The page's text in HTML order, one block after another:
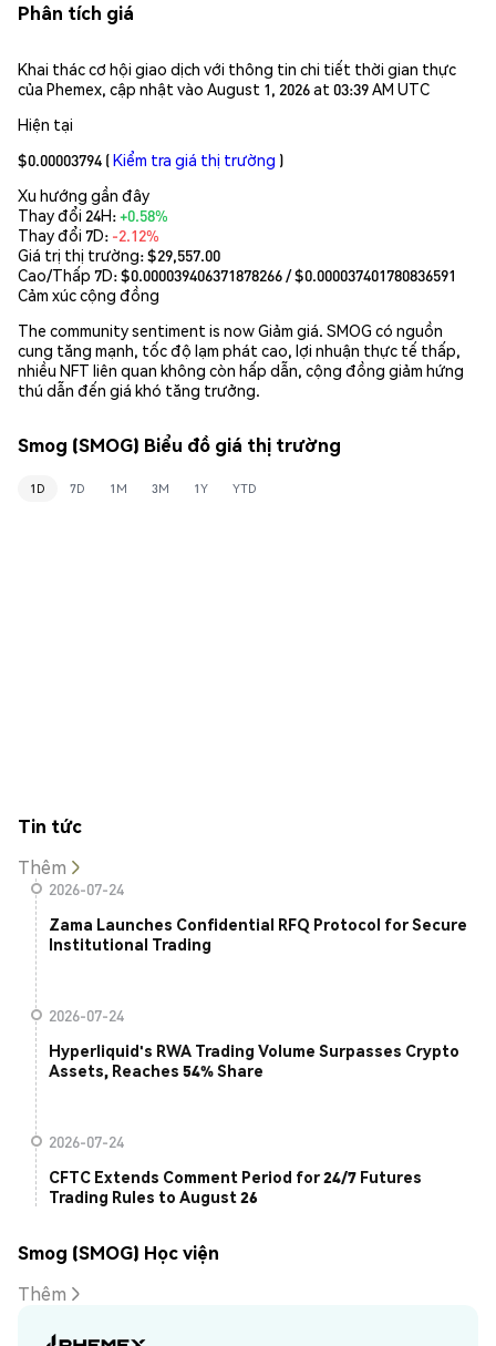
Phân tích giá
Khai thác cơ hội giao dịch với thông tin chi tiết thời gian thực
của Phemex, cập nhật vào August 1, 2026 at 03:39 AM UTC
Hiện tại
$0.00003794 (Kiểm tra giá thị trường )
Xu hướng gần đây
Thay đổi 24H:+0.58%
Thay đổi 7D: -2.12%
Giá trị thị trường:$29,557.00
Cao/Thấp 7D: $0.000039406371878266/ $0.000037401780836591
Cảm xúc cộng đồng
The community sentiment is now Giảm giá. SMOG có nguồn
cung tăng mạnh, tốc độ lạm phát cao, lợi nhuận thực tế thấp,
nhiều NFT liên quan không còn hấp dẫn, cộng đồng giảm hứng
thú dẫn đến giá khó tăng trưởng.
Smog (SMOG) Biểu đồ giá thị trường
1D 7D 1M 3M 1Y YTD
Tin tức
Thêm
2026-07-24
Zama Launches Confidential RFQ Protocol for Secure
Institutional Trading
2026-07-24
Hyperliquid's RWA Trading Volume Surpasses Crypto
Assets, Reaches 54% Share
2026-07-24
CFTC Extends Comment Period for 24/7 Futures
Trading Rules to August 26
Smog (SMOG) Học viện
Thêm